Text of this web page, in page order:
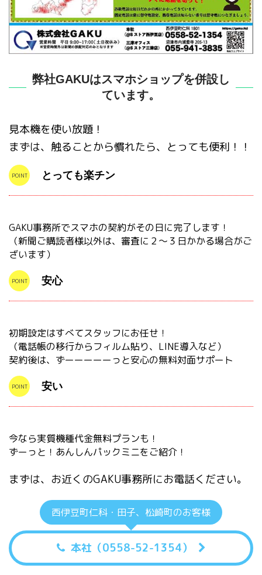
弊社GAKUはスマホショップを併設し
ています。
見本機を使い放題！
まずは、触ることから慣れたら、とっても便利！！
とっても楽チン
GAKU事務所でスマホの契約がその日に完了します！
（新聞ご購読者様以外は、審査に２〜３日かかる場合がご
ざいます）
安心
初期設定はすべてスタッフにお任せ！
（電話帳の移行からフィルム貼り、LINE導入など）
契約後は、ずーーーーーっと安心の無料対面サポート
安い
今なら実質機種代金無料プランも！
ずーっと！あんしんパックミニをご紹介！
まずは、お近くのGAKU事務所にお電話ください。
西伊豆町仁科・田子、松崎町のお客様
本社（0558-52-1354）